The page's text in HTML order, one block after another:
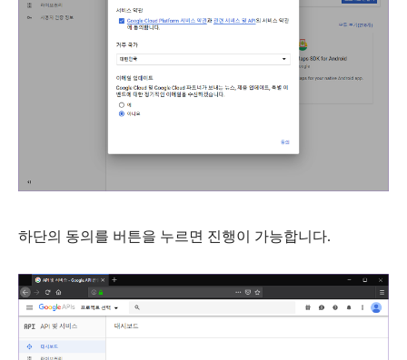
하단의 동의 를 버튼을 누르면 진행이 가능합니다.